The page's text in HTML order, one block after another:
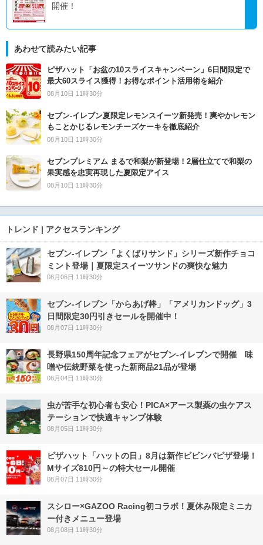
開催！
あわせて読みたい記事
ピザハット「お盆の10スライスキャンペーン」6日間限定で
最大60スライス獲得！お得なポイント活用術を紹介
08月10日 11時30分
セブン‐イレブン夏限定レモンスイーツ新発売！爽やかレモン
もことかじるレモンチーズケーキを徹底紹介
08月10日 11時30分
セブンプレミアム まるで和梨が新登場！2層仕立てで和梨の
果実感を忠実再現した夏限定アイス
08月10日 11時30分
トレンド | アクセスランキング
セブン‐イレブン「よくばりサンド」シリーズ新作チョコ
ミント登場｜夏限定スイーツサンドの爽快な魅力
08月06日 11時30分
セブン‐イレブン「からあげ棒」「アメリカンドッグ」3
日間限定30円引きセールを開催中！
08月07日 11時30分
長野県150周年記念フェアがセブン-イレブンで開催 味
噌や伝統野菜を使った新商品21品が登場
08月04日 11時30分
虫が苦手な初心者も安心！PICA×アース製薬の虫ケアス
テーションで快適キャンプ体験
08月05日 11時30分
ピザハット「ハットの日」8月は新作ビビンバピザ登場！
Mサイズ810円～の特大セール開催
08月07日 11時30分
スシロー×GAZOO Racing初コラボ！夏休み限定ミニカ
ー付きメニュー登場
08月08日 11時30分